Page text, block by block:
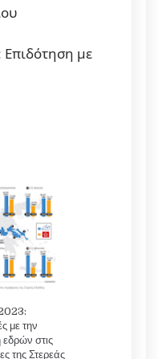
Επιδότηση με
με την
στις
της Στερεάς